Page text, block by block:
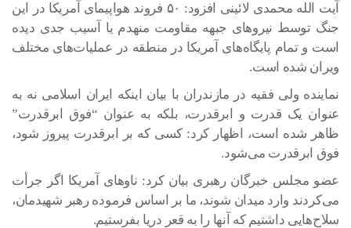
آیت الله محمدی لائینی افزود: ۵۰ فروند هواپیمای آمریکا در این
جنگ توسط نیروهای جبهه مقاومت منهدم یا آسیب جدی دیده
است و تمام پایگاه‌های آمریکا در منطقه در عملیات‌های مختلف
ویران شده است.
نماینده ولی فقیه در مازندران با بیان اینکه ایران اسلامی نه به
عنوان یک قدرت و ابرقدرت، بلکه به عنوان “فوق ابرقدرت”
ظاهر شده است، اظهار کرد: کسی که بر ابرقدرت پیروز شود،
فوق ابرقدرت می‌شود.
عضو مجلس خبرگان رهبری بیان کرد: ناوهای آمریکا اگر جرأت
می‌کردند وارد میدان شوند، ما بر اساس فرموده رهبر شهیدمان،
سلاح‌هایی داشتیم که آنها را به قعر دریا بفرستیم.